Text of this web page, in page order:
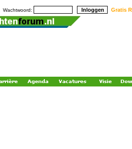
Wachtwoord: Gratis